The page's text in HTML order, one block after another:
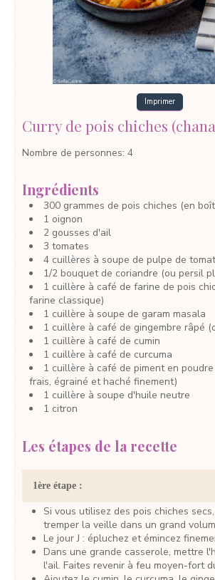
Imprimer
Curry de pois chiches
Nombre de personnes: 4
Ingrédients
300 grammes de pois chiches (en
1 oignon
2 gousses d'ail
3 tomates
4 cuillères à soupe de pulpe de
1/2 bouquet de coriandre (ou persil
1 cuillère à café de farine de pois
farine classique)
1 cuillère à soupe de garam masala
1 cuillère à café de gingembre râpé
1 cuillère à café de cumin
1 cuillère à café de curcuma
1 cuillère à café de piment en poudre
frais, égrainé et haché finement)
1 cuillère à soupe d'huile neutre
1 citron
Les étapes de la recette
1ère étape :
Si vous utilisez des pois chiches secs, faites les
tremper la veille dans un grand
Le jour J : épluchez et émincez
Dans une grande casserole, mettre l'huile, l'oignon et
l'ail. Faites revenir à feu moyen-fort